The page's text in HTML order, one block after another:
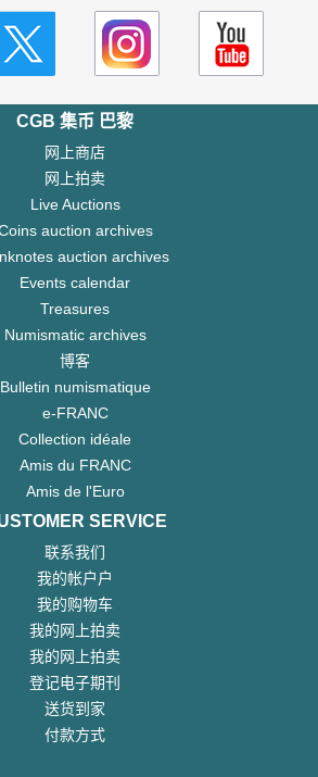
CGB 集币 巴黎
网上商店
网上拍卖
Live Auctions
auction archives
auction archives
Events calendar
Treasures
Numismatic archives
博客
Bulletin numismatique
e-FRANC
Collection idéale
Amis du FRANC
Amis de l'Euro
SERVICE
联系我们
我的帐户户
我的购物车
我的网上拍卖
我的网上拍卖
登记电子期刊
送货到家
付款方式